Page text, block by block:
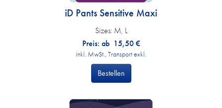
iD Pants Sensitive Maxi
Sizes: M, L
Preis: ab 15,50 €
inkl. MwSt., Transport exkl.
Bestellen